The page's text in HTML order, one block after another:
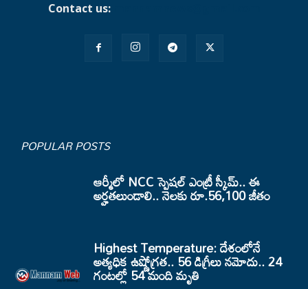
Contact us:
POPULAR POSTS
ఆర్మీలో NCC స్పెషల్ ఎంట్రీ స్కీమ్.. ఈ
అర్హతలుండాలి.. నెలకు రూ.56,100 జీతం
Highest Temperature: దేశంలోనే
అత్యధిక ఉష్ణోగ్రత.. 56 డిగ్రీలు నమోదు.. 24
గంటల్లో 54 మంది మృతి